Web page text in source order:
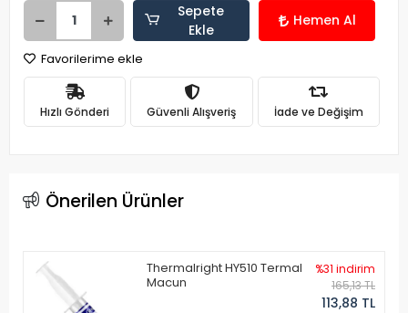
Sepete
Ekle
Hemen Al
Favorilerime ekle
Hızlı Gönderi Güvenli Alışveriş İade ve Değişim
Önerilen Ürünler
Thermalright HY510 Termal
Macun
%31 indirim
165,13 TL
113,88 TL